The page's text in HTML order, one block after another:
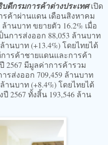
ดีกรมการค้าต่างประเทศเปิด
รค้าผ่านแดน เดือนสิงหาคม
านบาท ขยายตัว 16.2% เมื่อ
การส่งออก 88,053 ล้านบาท
านบาท (+13.4%) โดยไทยได้
การค้าชายแดนและการค้า
2567 มีมูลค่าการค้ารวม
ารส่งออก 709,459 ล้านบาท
านบาท (+8.4%) โดยไทยได้
2567 ทั้งสิ้น 193,546 ล้าน